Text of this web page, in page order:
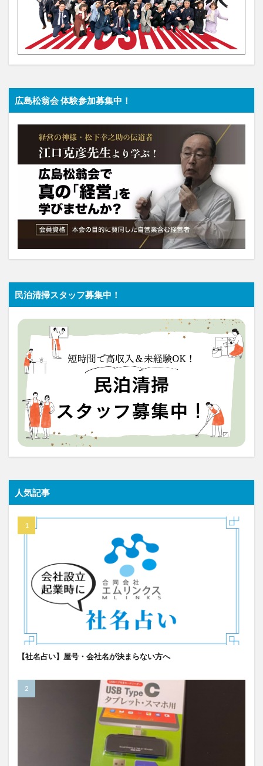
広島松翁会 体験参加募集中！
民泊清掃スタッフ募集中！
人気記事
【社名占い】屋号・会社名が決まらない方へ